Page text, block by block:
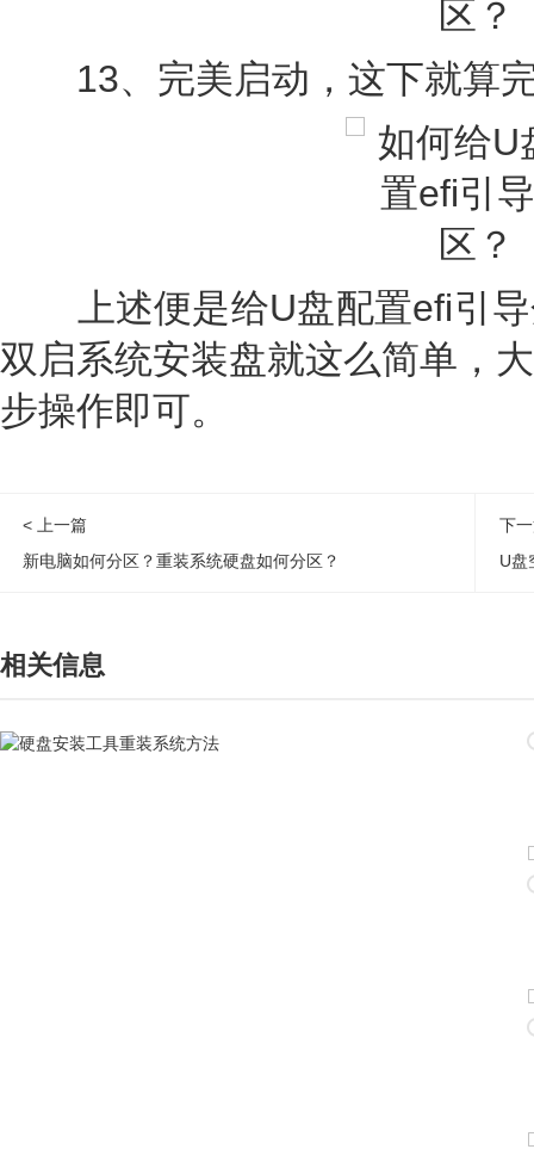
13、完美启动，这下就算
上述便是给U盘配置efi引导
双启系统安装盘就这么简单，
步操作即可。
< 上一篇
新电脑如何分区？重装系统硬盘如何分区？
下
相关信息